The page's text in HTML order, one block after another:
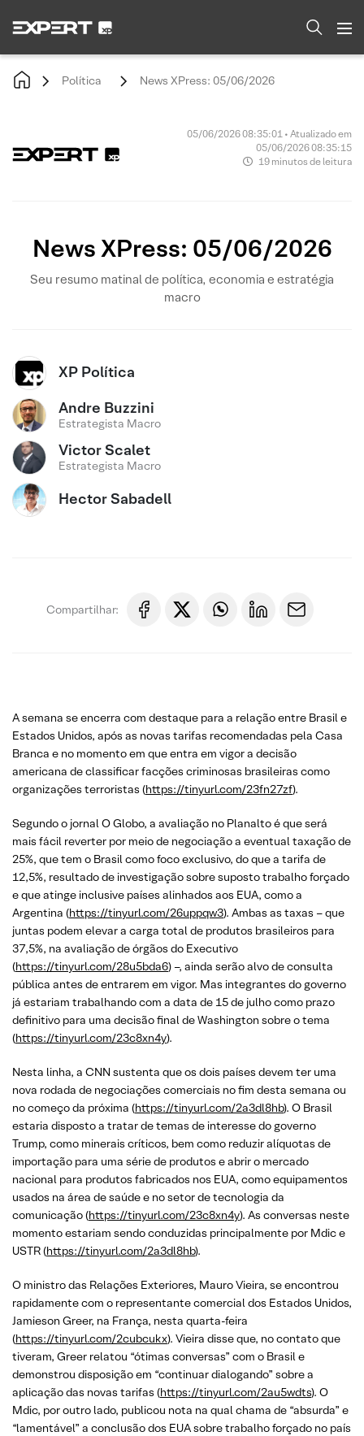
Política News XPress: 05/06/2026
05/06/2026 08:35:01 • Atualizado em
05/06/2026 08:35:15
19 minutos de leitura
News XPress: 05/06/2026
Seu resumo matinal de política, economia e estratégia
macro
XP Política
Andre Buzzini
Estrategista Macro
Victor Scalet
Estrategista Macro
Hector Sabadell
Compartilhar:
A semana se encerra com destaque para a relação entre Brasil e
Estados Unidos, após as novas tarifas recomendadas pela Casa
Branca e no momento em que entra em vigor a decisão
americana de classificar facções criminosas brasileiras como
organizações terroristas (https://tinyurl.com/23fn27zf).
Segundo o jornal O Globo, a avaliação no Planalto é que será
mais fácil reverter por meio de negociação a eventual taxação de
25%, que tem o Brasil como foco exclusivo, do que a tarifa de
12,5%, resultado de investigação sobre suposto trabalho forçado
e que atinge inclusive países alinhados aos EUA, como a
Argentina (https://tinyurl.com/26uppqw3). Ambas as taxas – que
juntas podem elevar a carga total de produtos brasileiros para
37,5%, na avaliação de órgãos do Executivo
(https://tinyurl.com/28u5bda6) –, ainda serão alvo de consulta
pública antes de entrarem em vigor. Mas integrantes do governo
já estariam trabalhando com a data de 15 de julho como prazo
definitivo para uma decisão final de Washington sobre o tema
(https://tinyurl.com/23c8xn4y).
Nesta linha, a CNN sustenta que os dois países devem ter uma
nova rodada de negociações comerciais no fim desta semana ou
no começo da próxima (https://tinyurl.com/2a3dl8hb). O Brasil
estaria disposto a tratar de temas de interesse do governo
Trump, como minerais críticos, bem como reduzir alíquotas de
importação para uma série de produtos e abrir o mercado
nacional para produtos fabricados nos EUA, como equipamentos
usados na área de saúde e no setor de tecnologia da
comunicação (https://tinyurl.com/23c8xn4y). As conversas neste
momento estariam sendo conduzidas principalmente por Mdic e
USTR (https://tinyurl.com/2a3dl8hb).
O ministro das Relações Exteriores, Mauro Vieira, se encontrou
rapidamente com o representante comercial dos Estados Unidos,
Jamieson Greer, na França, nesta quarta-feira
(https://tinyurl.com/2cubcukx). Vieira disse que, no contato que
tiveram, Greer relatou “ótimas conversas” com o Brasil e
demonstrou disposição em “continuar dialogando” sobre a
aplicação das novas tarifas (https://tinyurl.com/2au5wdts). O
Mdic, por outro lado, publicou nota na qual chama de “absurda” e
“lamentável” a conclusão dos EUA sobre trabalho forçado no país